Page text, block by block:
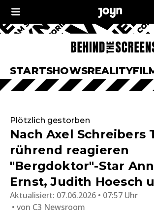
STARTSHOWSREALITY
Plötzlich gestorben
Nach Axel Schreibers
rührend reagieren
"Bergdoktor"-Star
Ernst, Judith Hoesch
Aktualisiert: 07.06.2026 • 07:57 Uhr
von C3 Newsroom